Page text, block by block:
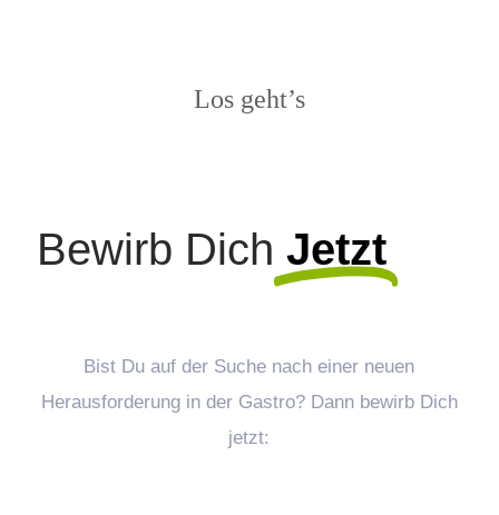
Los geht’s
Bewirb Dich Jetzt
Bist Du auf der Suche nach einer neuen
Herausforderung in der Gastro? Dann bewirb Dich
jetzt: